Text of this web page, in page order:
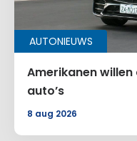
AUTONIEUWS
Amerikanen
auto’s
8 aug 2026